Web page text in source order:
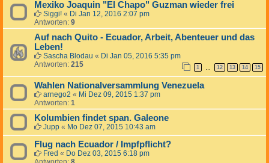
Mexiko Joaquin "El Chapo" Guzman wieder frei
Siggi! « Di Jan 12, 2016 2:07 pm
Antworten: 9
Auf nach Quito - Ecuador, Arbeit, Abenteuer und das
Leben!
Sascha Blodau « Di Jan 05, 2016 5:35 pm
Antworten: 215 1 … 12 13 14 15
Wahlen Nationalversammlung Venezuela
arnego2 « Mi Dez 09, 2015 1:37 pm
Antworten: 1
Kolumbien findet span. Galeone
Jupp « Mo Dez 07, 2015 10:43 am
Flug nach Ecuador / Impfpflicht?
Fred « Do Dez 03, 2015 6:18 pm